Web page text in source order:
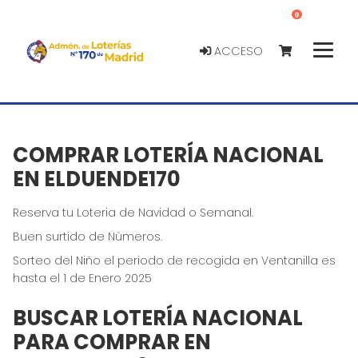
ACCESO
0
COMPRAR LOTERÍA NACIONAL
EN ELDUENDE170
Reserva tu Loteria de Navidad o Semanal.
Buen surtido de Nùmeros.
Sorteo del Niño el periodo de recogida en Ventanilla es
hasta el 1 de Enero 2025
BUSCAR LOTERÍA NACIONAL
PARA COMPRAR EN